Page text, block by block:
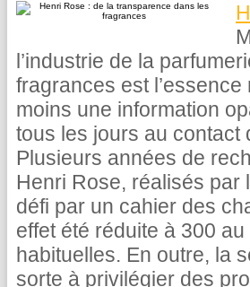
l’industrie de la
fragrances est
moins une information
tous les jours au contact
Plusieurs années de
Henri Rose, réalisés par
défi par un cahier des
effet été réduite à 300
habituelles. En outre, la
sorte à privilégier des